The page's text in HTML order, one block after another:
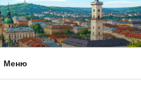
Меню